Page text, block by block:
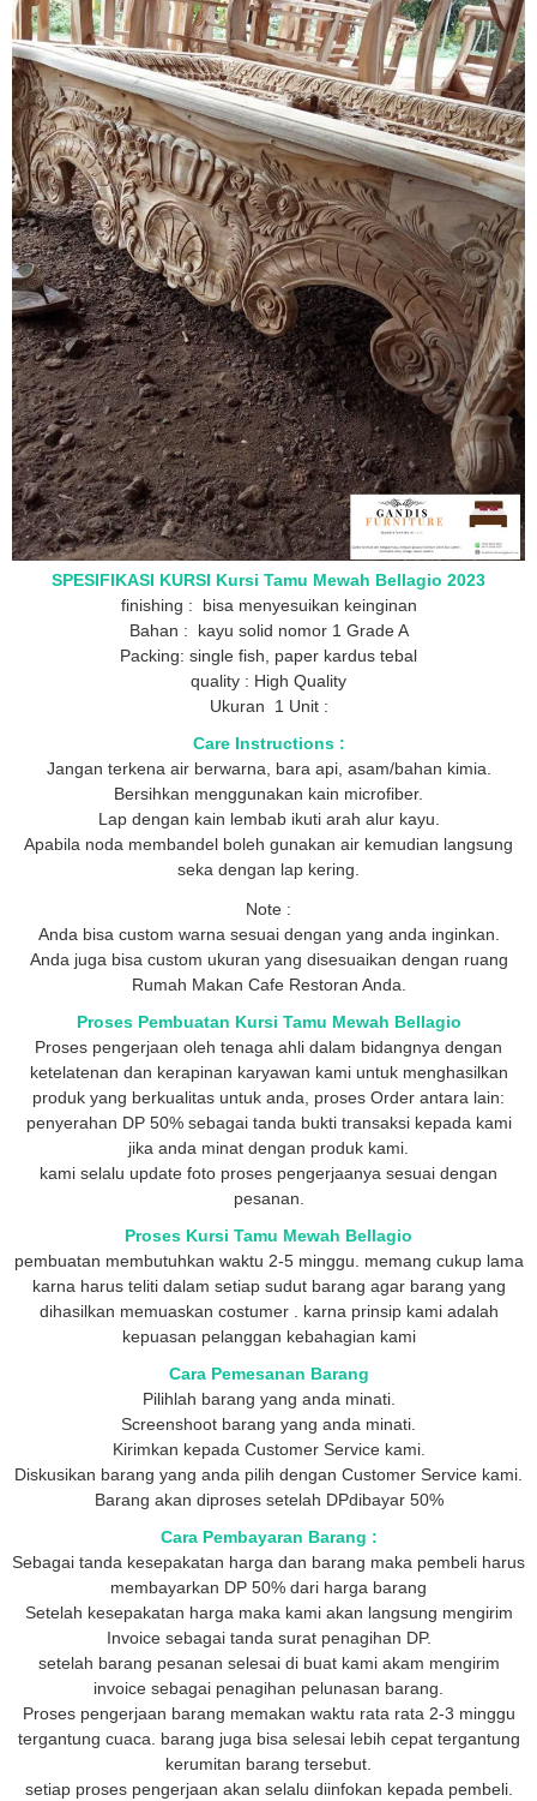
SPESIFIKASI KURSI Kursi Tamu Mewah Bellagio 2023
finishing : bisa menyesuikan keinginan
Bahan : kayu solid nomor 1 Grade A
Packing: single fish, paper kardus tebal
quality : High Quality
Ukuran 1 Unit :
Care Instructions :
Jangan terkena air berwarna, bara api, asam/bahan kimia.
Bersihkan menggunakan kain microfiber.
Lap dengan kain lembab ikuti arah alur kayu.
Apabila noda membandel boleh gunakan air kemudian langsung
seka dengan lap kering.
Note :
Anda bisa custom warna sesuai dengan yang anda inginkan.
Anda juga bisa custom ukuran yang disesuaikan dengan ruang
Rumah Makan Cafe Restoran Anda.
Proses Pembuatan Kursi Tamu Mewah Bellagio
Proses pengerjaan oleh tenaga ahli dalam bidangnya dengan
ketelatenan dan kerapinan karyawan kami untuk menghasilkan
produk yang berkualitas untuk anda, proses Order antara lain:
penyerahan DP 50% sebagai tanda bukti transaksi kepada kami
jika anda minat dengan produk kami.
kami selalu update foto proses pengerjaanya sesuai dengan
pesanan.
Proses Kursi Tamu Mewah Bellagio
pembuatan membutuhkan waktu 2-5 minggu. memang cukup lama
karna harus teliti dalam setiap sudut barang agar barang yang
dihasilkan memuaskan costumer . karna prinsip kami adalah
kepuasan pelanggan kebahagian kami
Cara Pemesanan Barang
Pilihlah barang yang anda minati.
Screenshoot barang yang anda minati.
Kirimkan kepada Customer Service kami.
Diskusikan barang yang anda pilih dengan Customer Service kami.
Barang akan diproses setelah DPdibayar 50%
Cara Pembayaran Barang :
Sebagai tanda kesepakatan harga dan barang maka pembeli harus
membayarkan DP 50% dari harga barang
Setelah kesepakatan harga maka kami akan langsung mengirim
Invoice sebagai tanda surat penagihan DP.
setelah barang pesanan selesai di buat kami akam mengirim
invoice sebagai penagihan pelunasan barang.
Proses pengerjaan barang memakan waktu rata rata 2-3 minggu
tergantung cuaca. barang juga bisa selesai lebih cepat tergantung
kerumitan barang tersebut.
setiap proses pengerjaan akan selalu diinfokan kepada pembeli.